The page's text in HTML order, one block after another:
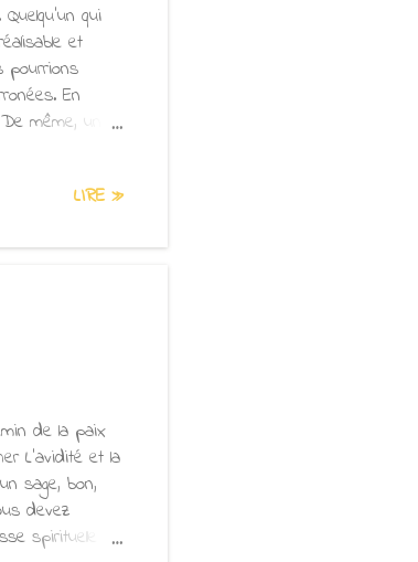
qui
et
pourrions
En
même, un
la réflexion
ainsi, au
LIRE »
de la paix
L'avidité et la
sage, bon,
devez
spirituelle